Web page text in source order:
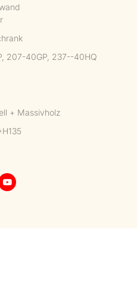
207-40GP, 237--40HQ
+ Massivholz